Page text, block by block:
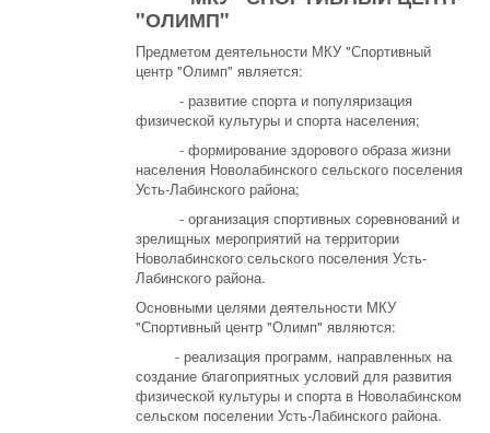
"ОЛИМП"
Предметом деятельности МКУ "Спортивный
центр "Олимп" является:
- развитие спорта и популяризация
физической культуры и спорта населения;
- формирование здорового образа жизни
населения Новолабинского сельского поселения
Усть-Лабинского района;
- организация спортивных соревнований и
зрелищных мероприятий на территории
Новолабинского сельского поселения Усть-
Лабинского района.
Основными целями деятельности МКУ
"Спортивный центр "Олимп" являются:
- реализация программ, направленных на
создание благоприятных условий для развития
физической культуры и спорта в Новолабинском
сельском поселении Усть-Лабинского района.